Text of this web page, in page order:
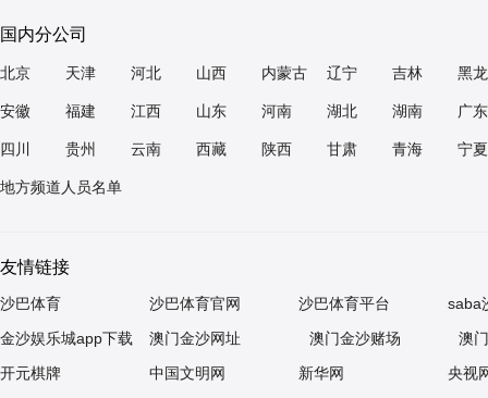
国内分公司
北京 天津 河北 山西 内蒙古 辽宁 吉林 黑
安徽 福建 江西 山东 河南 湖北 湖南 广东
四川 贵州 云南 西藏 陕西 甘肃 青海 宁夏
地方频道人员名单
友情链接
沙巴体育 沙巴体育官网 沙巴体育平台
saba
金沙娱乐城app下载
澳门金沙网址 澳门金沙赌场
澳
开元棋牌
中国文明网 新华网
央视